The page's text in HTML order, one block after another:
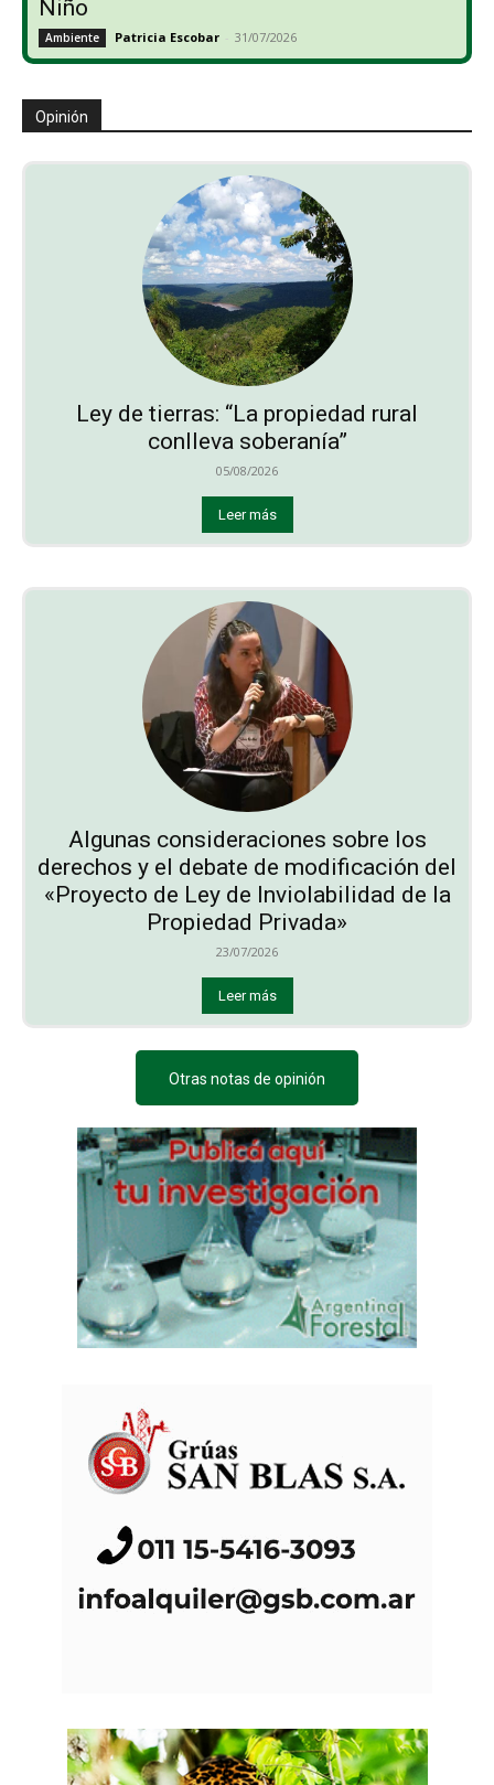
Niño
Ambiente Patricia Escobar - 31/07/2026
Opinión
Ley de tierras: “La propiedad rural
conlleva soberanía”
05/08/2026
Leer más
Algunas consideraciones sobre los
derechos y el debate de modificación del
«Proyecto de Ley de Inviolabilidad de la
Propiedad Privada»
23/07/2026
Leer más
Otras notas de opinión